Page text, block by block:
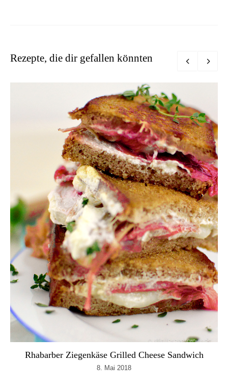
Rezepte, die dir gefallen könnten
Rhabarber Ziegenkäse Grilled Cheese Sandwich
8. Mai 2018